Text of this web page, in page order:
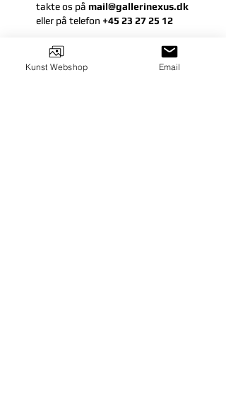
KONTAKT
takteos på mail@gallerinexus.dk
eller på telefon +45 23 27 25 12
Kunst Webshop Email